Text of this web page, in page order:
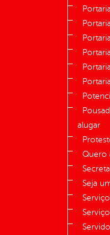
alugar
Quero
Seja